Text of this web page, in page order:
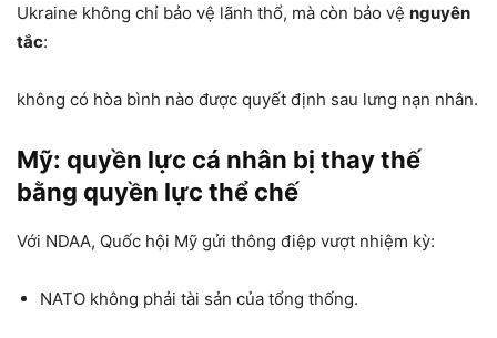
Ukraine không chỉ bảo vệ lãnh thổ, mà còn bảo vệ nguyên
tắc:
không có hòa bình nào được quyết định sau lưng nạn nhân.
Mỹ: quyền lực cá nhân bị thay thế
bằng quyền lực thể chế
Với NDAA, Quốc hội Mỹ gửi thông điệp vượt nhiệm kỳ:
NATO không phải tài sản của tổng thống.